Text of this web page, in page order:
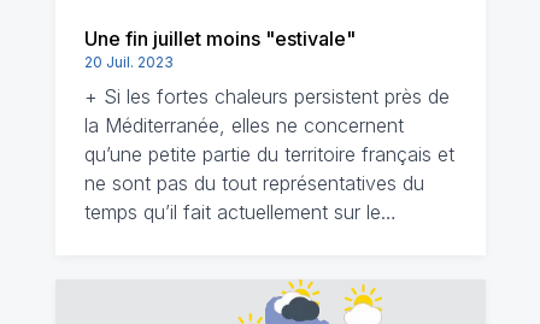
Une fin juillet moins "estivale"
20 Juil. 2023
+ Si les fortes chaleurs persistent près de
la Méditerranée, elles ne concernent
qu’une petite partie du territoire français et
ne sont pas du tout représentatives du
temps qu’il fait actuellement sur le…